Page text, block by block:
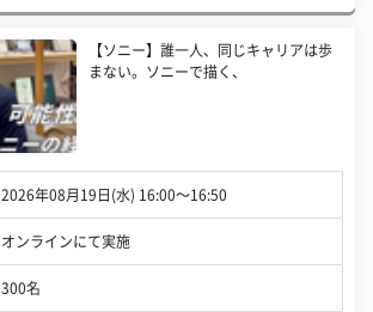
【ソニー】誰一人、同じキャリアは歩
まない。ソニーで描く、
2026年08月19日(水) 16:00〜16:50
オンラインにて実施
300名